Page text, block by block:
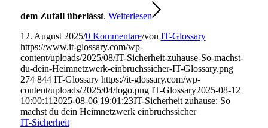
dem Zufall überlässt. Weiterlesen
12. August 2025/0 Kommentare/von IT-Glossary
https://www.it-glossary.com/wp-
content/uploads/2025/08/IT-Sicherheit-zuhause-So-machst-
du-dein-Heimnetzwerk-einbruchssicher-IT-Glossary.png
274 844 IT-Glossary https://it-glossary.com/wp-
content/uploads/2025/04/logo.png IT-Glossary2025-08-12
10:00:11 2025-08-06 19:01:23IT-Sicherheit zuhause: So
machst du dein Heimnetzwerk einbruchssicher
IT-Sicherheit